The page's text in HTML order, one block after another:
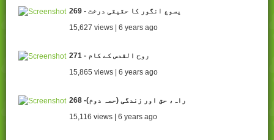
269 - یسوع انگور کا حقیقی درخت
15,627 views | 6 years ago
271 - روح القدس کے کام
15,865 views | 6 years ago
268 -راہ، حق اور زندگی (حصہ دوم)
15,116 views | 6 years ago